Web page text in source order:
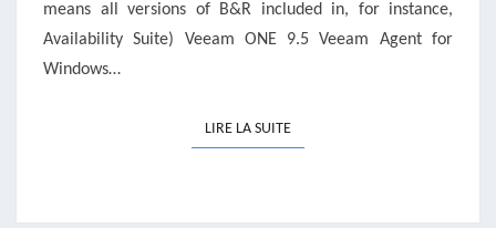
means all versions of B&R included in, for instance,
Availability Suite) Veeam ONE 9.5 Veeam Agent for
Windows…
LIRE LA SUITELIRE LA SUITE